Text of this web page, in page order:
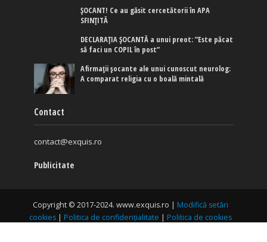
ȘOCANT! Ce au găsit cercetătorii în APA
SFINȚITĂ
DECLARAȚIA ȘOCANTĂ a unui preot: ”Este păcat
să faci un COPIL în post”
Afirmaţii şocante ale unui cunoscut neurolog:
A comparat religia cu o boală mintală
Contact
contact@exquis.ro
Publicitate
Copyright © 2017-2024. www.exquis.ro | Modifică setări
cookies | Politica de confidențialitate | Politica de cookies